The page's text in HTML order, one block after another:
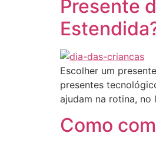
Presente
Escolher um
presentes
ajudam na rotina,
Como